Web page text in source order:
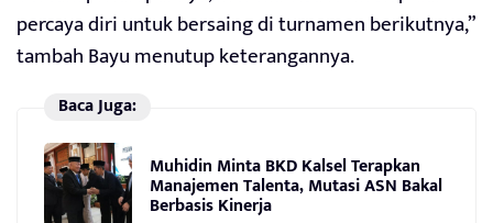
percaya diri untuk bersaing di turnamen berikutnya,”
tambah Bayu menutup keterangannya.
Baca Juga:
Muhidin Minta BKD Kalsel Terapkan
Manajemen Talenta, Mutasi ASN Bakal
Berbasis Kinerja